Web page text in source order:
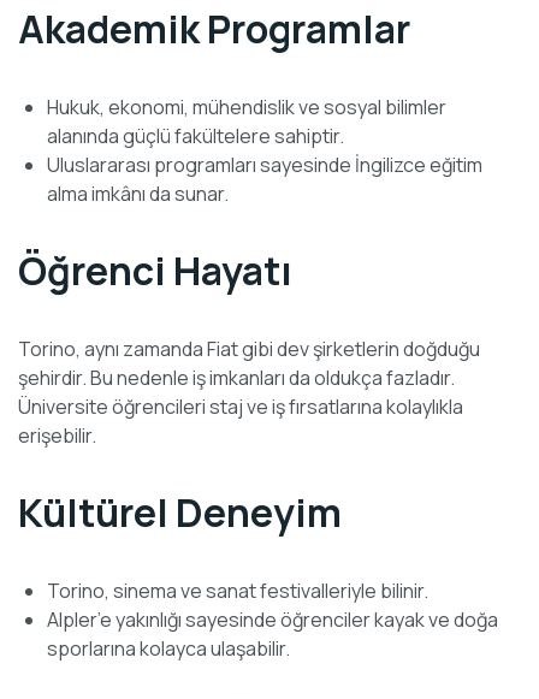
Akademik Programlar
Hukuk, ekonomi, mühendislik ve sosyal bilimler
alanında güçlü fakültelere sahiptir.
Uluslararası programları sayesinde İngilizce eğitim
alma imkânı da sunar.
Öğrenci Hayatı
Torino, aynı zamanda Fiat gibi dev şirketlerin doğduğu
şehirdir. Bu nedenle iş imkanları da oldukça fazladır.
Üniversite öğrencileri staj ve iş fırsatlarına kolaylıkla
erişebilir.
Kültürel Deneyim
Torino, sinema ve sanat festivalleriyle bilinir.
Alpler’e yakınlığı sayesinde öğrenciler kayak ve doğa
sporlarına kolayca ulaşabilir.